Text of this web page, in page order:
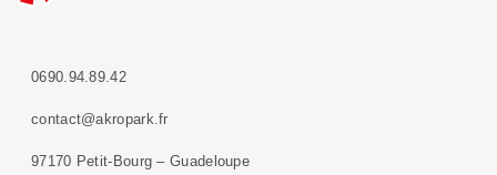
0690.94.89.42
contact@akropark.fr
97170 Petit-Bourg – Guadeloupe